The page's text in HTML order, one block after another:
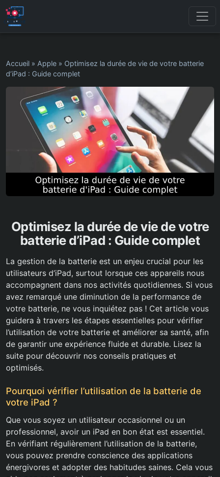
Accueil » Apple » Optimisez la durée de vie de votre batterie
d’iPad : Guide complet
Optimisez la durée de vie de votre
batterie d’iPad : Guide complet
La gestion de la batterie est un enjeu crucial pour les
utilisateurs d’iPad, surtout lorsque ces appareils nous
accompagnent dans nos activités quotidiennes. Si vous
avez remarqué une diminution de la performance de
votre batterie, ne vous inquiétez pas ! Cet article vous
guidera à travers les étapes essentielles pour vérifier
l’utilisation de votre batterie et améliorer sa santé, afin
de garantir une expérience fluide et durable. Lisez la
suite pour découvrir nos conseils pratiques et
optimisés.
Pourquoi vérifier l’utilisation de la batterie de
votre iPad ?
Que vous soyez un utilisateur occasionnel ou un
professionnel, avoir un iPad en bon état est essentiel.
En vérifiant régulièrement l’utilisation de la batterie,
vous pouvez prendre conscience des applications
énergivores et adopter des habitudes saines. Cela vous